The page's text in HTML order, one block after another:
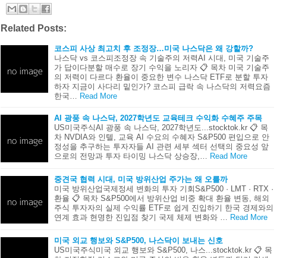
Related Posts:
코스피 사상 최고치 후 조정장…미국 나스닥은 왜 강할까?
나스닥 vs 코스피조정장 속 기술주의 저력AI 시대, 미국 기술주
가 답이다분할 매수로 장기 수익을 노리자 📋 목차 미국 기술주
의 저력이 다르다 환율이 중요한 변수 나스닥 ETF로 분할 투자
하자 지금이 사다리 밑인가? 코스피 급락 속 나스닥의 저력요즘
한국… Read More
AI 광풍 속 나스닥, 2027학년도 교육테크 수익화 수혜주 주목
US미국주식AI 광풍 속 나스닥, 2027학년도...stocktok.kr 📋 목
차 NVDIA와 인텔, 교육 AI 수요의 수혜자 S&P500 편입으로 안
정성을 추구하는 투자자들 AI 관련 세부 섹터 선택의 중요성 앞
으로의 전망과 투자 타이밍 나스닥 상승장,… Read More
중견국 협력 시대, 미국 방위산업 주가는 왜 오를까
미국 방위산업국제정세 변화의 투자 기회S&P500 · LMT · RTX ·
환율 📋 목차 S&P500에서 방위산업 비중 확대 환율 변동, 해외
주식 투자자의 실제 수익률 ETF로 쉽게 진입하기 한국 경제와의
연계 효과 현명한 진입점 찾기 국제 체제 변화와 … Read More
미국 외교 행보와 S&P500, 나스닥이 보내는 신호
US미국주식미국 외교 행보와 S&P500, 나스...stocktok.kr 📋 목